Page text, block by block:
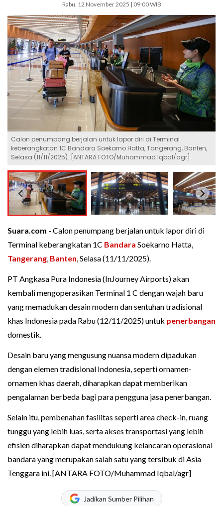
Rabu, 12 November 2025 | 09:00 WIB
Calon penumpang berjalan untuk lapor diri di Terminal
keberangkatan 1C Bandara Soekarno Hatta, Tangerang, Banten,
Selasa (11/11/2025). [ANTARA FOTO/Muhammad Iqbal/agr]
Suara.com - Calon penumpang berjalan untuk lapor diri di
Terminal keberangkatan 1C Bandara Soekarno Hatta,
Tangerang, Banten, Selasa (11/11/2025).
PT Angkasa Pura Indonesia (InJourney Airports) akan
kembali mengoperasikan Terminal 1 C dengan wajah baru
yang memadukan desain modern dan sentuhan tradisional
khas Indonesia pada Rabu (12/11/2025) untuk penerbangan
domestik.
Desain baru yang mengusung nuansa modern dipadukan
dengan elemen tradisional Indonesia, seperti ornamen-
ornamen khas daerah, diharapkan dapat memberikan
pengalaman berbeda bagi para pengguna jasa penerbangan.
Selain itu, pembenahan fasilitas seperti area check-in, ruang
tunggu yang lebih luas, serta akses transportasi yang lebih
efisien diharapkan dapat mendukung kelancaran operasional
bandara yang merupakan salah satu yang tersibuk di Asia
Tenggara ini. [ANTARA FOTO/Muhammad Iqbal/agr]
Jadikan Sumber Pilihan